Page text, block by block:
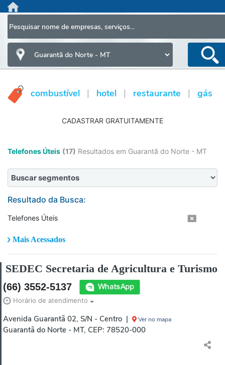
HOME
AGENDA DE EMPREGO
CLASSIFICADOS
PESQUISA TELEFÔNICA
A Empresa
Política
Entre em contato
Promoções
combustível hotel restaurante gás
CADASTRAR GRATUITAMENTE
Telefones Úteis (17) Resultados em Guarantã do Norte - MT
Resultado da Busca:
Telefones Úteis
Mais Acessados
SEDEC Secretaria de Agricultura e Turismo
(66) 3552-5137
Horário de atendimento
Avenida Guarantã 02, S/N - Centro | Ver no mapa
Guarantã do Norte - MT, CEP: 78520-000